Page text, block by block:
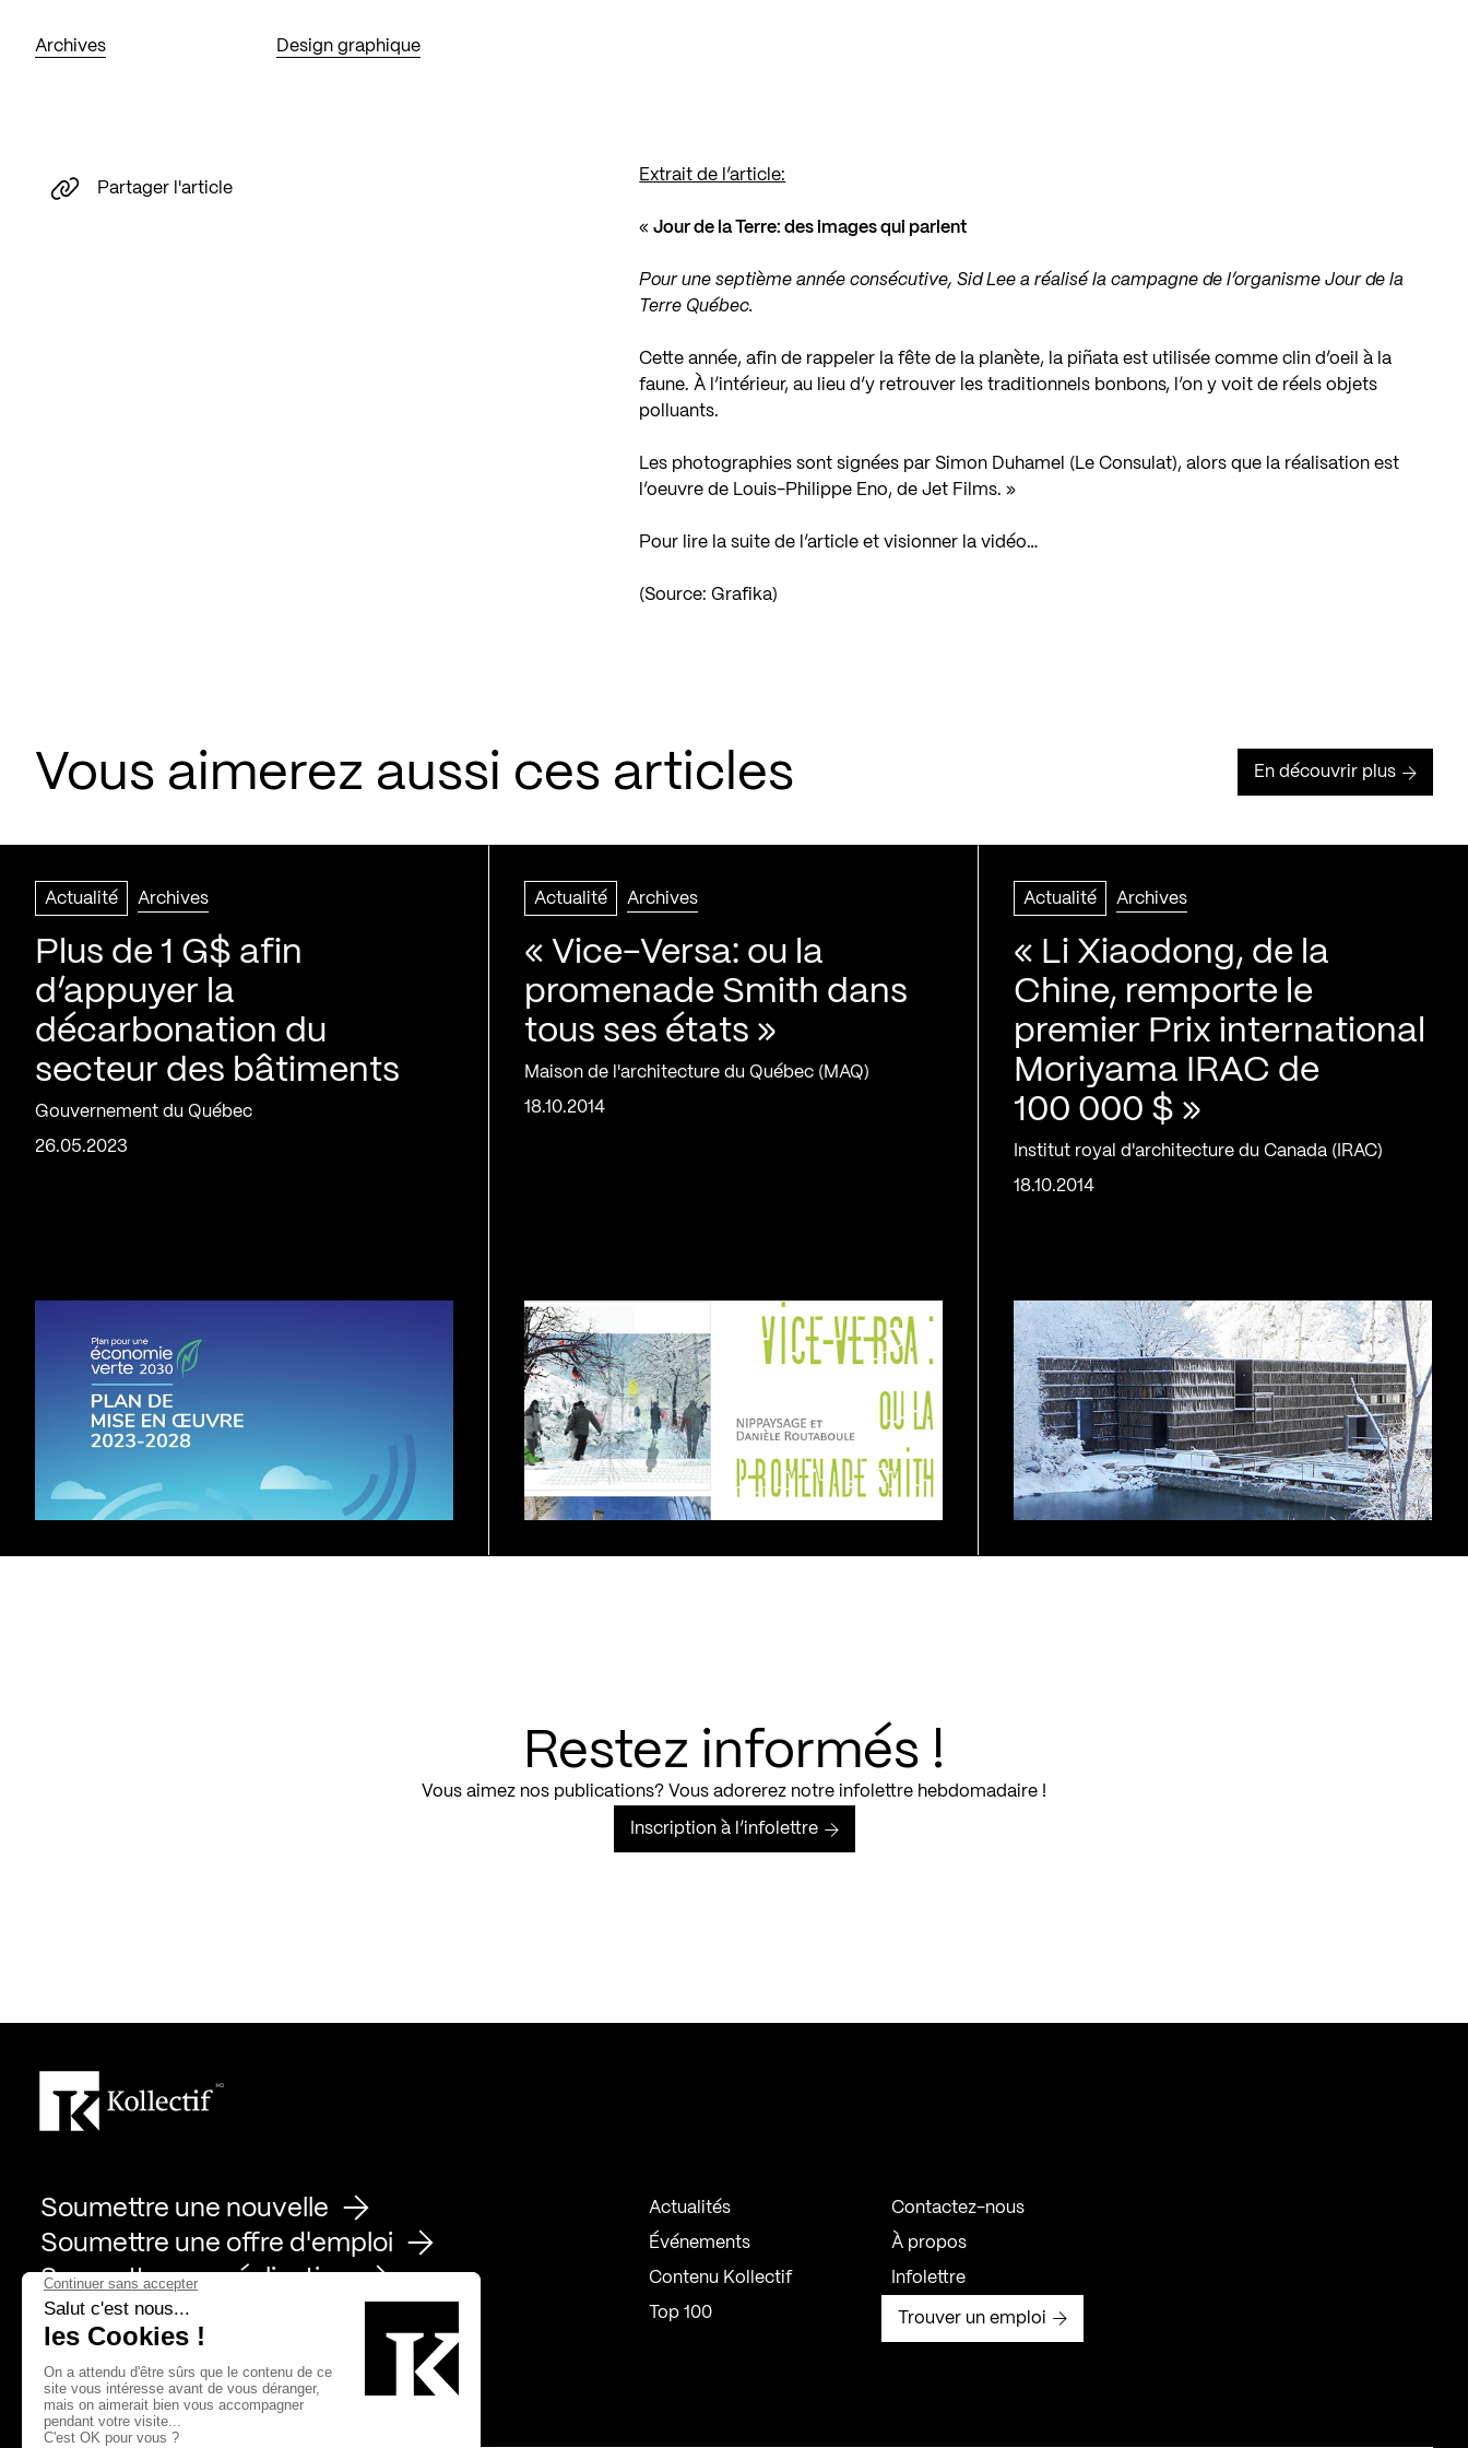
Archives Design graphique
Extrait de l’article:
«Jour de la Terre: des images qui parlent
Pour une septième année consécutive,Sid Lee a réalisé la campagne de l’organismeJour de la
Terre Québec.
Cette année, afin de rappeler la fête de la planète, la piñata est utilisée comme clin d’oeil à la
faune. À l’intérieur, au lieu d’y retrouver les traditionnels bonbons, l’on y voit de réels objets
polluants.
Les photographies sont signées par Simon Duhamel ( Le Consulat), alors que la réalisation est
l’oeuvre de Louis-Philippe Eno, deJet Films. »
Pour lire la suite de l’article et visionner la vidéo…
(Source: Grafika)
Partager l'article
Vous aimerez aussi ces articles En découvrir plus
Actualité Archives
Plus de 1 G$ afin
d’appuyer la
décarbonation du
secteur des bâtiments
Gouvernement du Québec
26.05.2023
Actualité Archives
« Vice-Versa: ou la
promenade Smith dans
tous ses états »
Maison de l'architecture du Québec (MAQ)
18.10.2014
Actualité Archives
« Li Xiaodong, de la
Chine, remporte le
premier Prix international
Moriyama IRAC de
100 000 $ »
Institut royal d'architecture du Canada (IRAC)
18.10.2014
Restez informés !
Vous aimez nos publications? Vous adorerez notre infolettre hebdomadaire !
Inscription à l’infolettre
Soumettre une nouvelle
Soumettre une offre d'emploi
Soumettre une réalisation
Actualités
Événements
Contenu Kollectif
Top 100
Contactez-nous
À propos
Infolettre
Trouver un emploi
Page Facebook de Kollectif
Page Instagram de Kollectif
Page Linkedin de Kollectif